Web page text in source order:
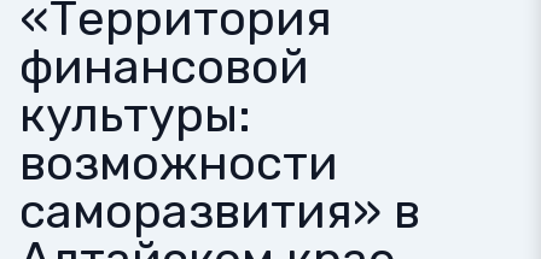
«Территория
финансовой
культуры:
возможности
саморазвития» в